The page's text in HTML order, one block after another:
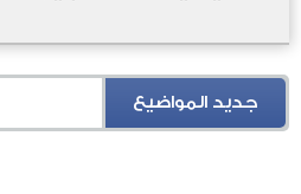
جديد المواضيع